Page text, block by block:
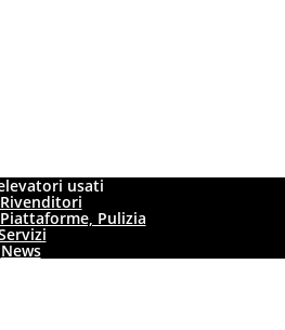
usati
Pulizia
News